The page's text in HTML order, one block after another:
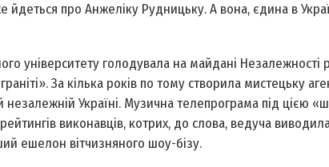
йдеться про Анжеліку Рудницьку. А вона, єдина в
університету голодувала на майдані Незалежності
За кілька років по тому створила мистецьку
Україні. Музична телепрограма під цією
виконавців, котрих, до слова, ведуча
ешелон вітчизняного шоу-бізу.